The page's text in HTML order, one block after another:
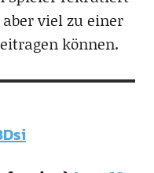
viel zu einer
können.